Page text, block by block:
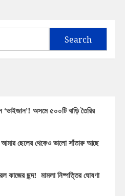
Search
অসমে ৫০০টি বাড়ি তৈরির
আমার ছেলের থেকেও ভালো সাঁতারু আছে
কাজের ছন্দ! মামলা নিষ্পত্তির ঘোষণা